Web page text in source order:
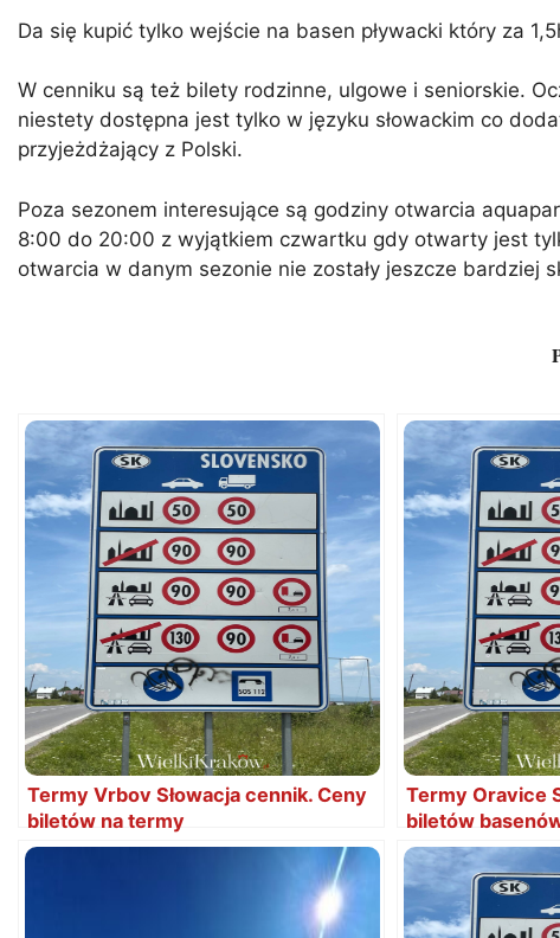
Da się kupić tylko wejście na basen pływacki który za
W cenniku są też bilety rodzinne, ulgowe i seniorskie.
niestety dostępna jest tylko w języku słowackim co
przyjeżdżający z Polski.
Poza sezonem interesujące są godziny otwarcia
8:00 do 20:00 z wyjątkiem czwartku gdy otwarty jest
otwarcia w danym sezonie nie zostały jeszcze bardziej
Termy Vrbov Słowacja cennik. Ceny
biletów na termy
Termy Oravice
biletów